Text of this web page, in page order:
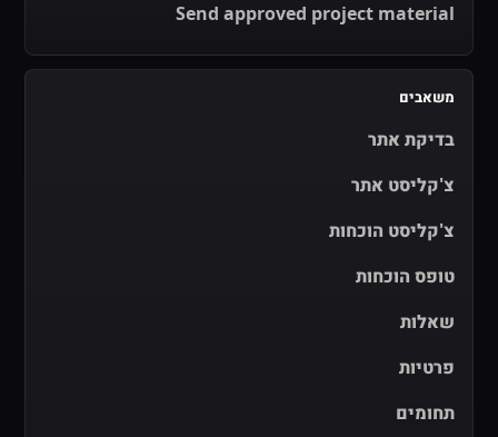
Send approved project material
משאבים
בדיקת אתר
צ'קליסט אתר
צ'קליסט הוכחות
טופס הוכחות
שאלות
פרטיות
תחומים